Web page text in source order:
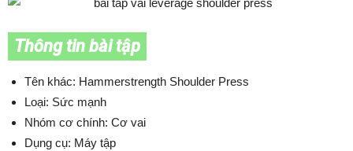
Thông tin bài tập
Tên khác: Hammerstrength Shoulder Press
Loại: Sức mạnh
Nhóm cơ chính: Cơ vai
Dụng cụ: Máy tập